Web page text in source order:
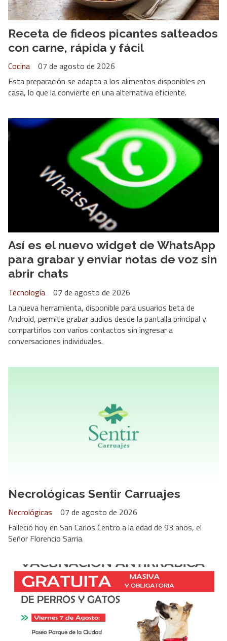
Receta de fideos picantes salteados
con carne, rápida y fácil
Cocina
07 de agosto de 2026
Esta preparación se adapta a los alimentos disponibles en
casa, lo que la convierte en una alternativa eficiente.
Así es el nuevo widget de WhatsApp
para grabar y enviar notas de voz sin
abrir chats
Tecnología
07 de agosto de 2026
La nueva herramienta, disponible para usuarios beta de
Android, permite grabar audios desde la pantalla principal y
compartirlos con varios contactos sin ingresar a
conversaciones individuales.
Necrológicas Sentir Carruajes
Necrológicas
07 de agosto de 2026
Falleció hoy en San Carlos Centro a la edad de 93 años, el
Señor Florencio Sarria.